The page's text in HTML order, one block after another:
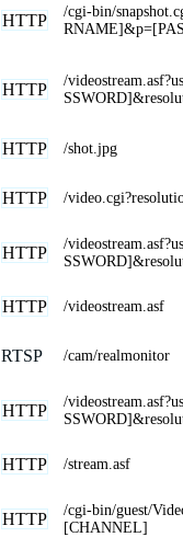
HTTP
/cgi-bin/
HTTP
/
HTTP /shot.jpg
HTTP /
HTTP
/
HTTP /videostream.asf
RTSP /cam/realmonitor
HTTP
/
HTTP /stream.asf
HTTP
/cgi-bin/guest/
[CHANNEL]